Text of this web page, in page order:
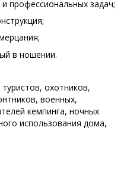
профессиональных задач;
в ношении.
охотников,
военных,
кемпинга, ночных
использования дома,